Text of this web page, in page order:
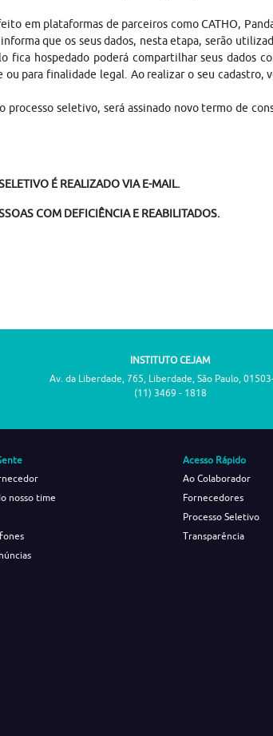
em plataformas de parceiros como CATHO,
que os seus dados, nesta etapa, serão
fica hospedado poderá compartilhar seus dados
para finalidade legal. Ao realizar o seu cadastro,
processo seletivo, será assinado novo termo de
É REALIZADO VIA E-MAIL.
COM DEFICIÊNCIA E REABILITADOS.
INSTITUTO CEJAM
Av. da Liberdade, 765, Liberdade, São Paulo,
(11) 3469 - 1818
nosso time
Acesso Rápido
Ao Colaborador
Fornecedores
Processo Seletivo
Transparência